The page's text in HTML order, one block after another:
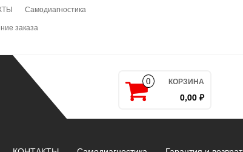
Самодиагностика
заказа
0 КОРЗИНА
0,00 ₽